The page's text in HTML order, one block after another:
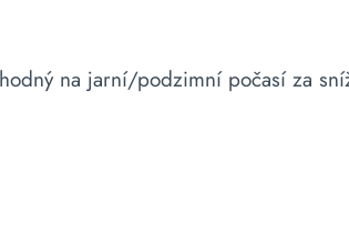
na jarní/podzimní počasí za